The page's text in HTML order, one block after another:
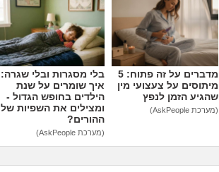
מדברים על זה פתוח: 5
מיתוסים על צעצועי מין
שהגיע הזמן לנפץ
(מערכת AskPeople)
בלי מסגרות ובלי שגרה:
איך שומרים על שנת
הילדים בחופש הגדול -
ומצילים את השפיות של
ההורים?
(מערכת AskPeople)